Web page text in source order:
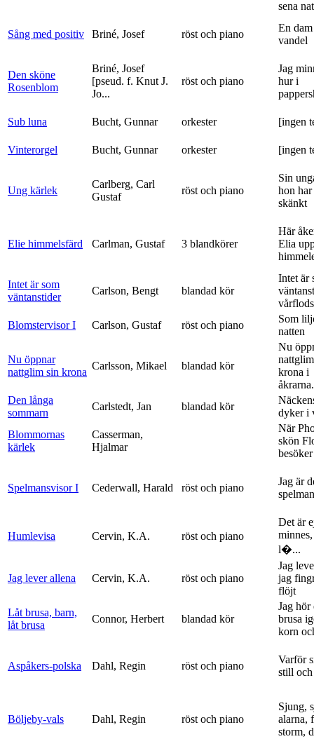
sena
Sång med positiv Briné, Josef röst och piano
En
vandel
Den sköne
Rosenblom
Briné, Josef
[pseud. f. Knut J.
Jo...
röst och piano
Jag
hur i
Sub luna Bucht, Gunnar orkester [ingen
Vinterorgel Bucht, Gunnar orkester [ingen
Ung kärlek
Carlberg, Carl
Gustaf
röst och piano
Sin
hon
skänkt
Elie himmelsfärd Carlman, Gustaf 3 blandkörer
Här
Elia
Intet är som
väntanstider
Carlson, Bengt blandad kör
Intet är
Blomstervisor I
Carlson, Gustaf röst och piano
Som
natten
Nu öppnar
nattglim sin krona
Carlsson, Mikael blandad kör
Nu
krona i
Den långa
sommarn
Carlstedt, Jan blandad kör
dyker i
Blommornas
kärlek
Casserman,
Hjalmar
När
skön
besöker
Spelmansvisor I Cederwall, Harald röst och piano
Jag är
spelman
Humlevisa Cervin, K.A. röst och piano
Det är
l�...
Jag lever allena Cervin, K.A. röst och piano
Jag
jag
flöjt
Låt brusa, barn,
låt brusa
Connor, Herbert blandad kör
Jag hör
brusa
korn
Aspåkers-polska Dahl, Regin röst och piano
Varför
still
Böljeby-vals Dahl, Regin röst och piano
Sjung,
alarna,
storm,